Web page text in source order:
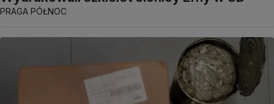
PRAGA PÓŁNOC